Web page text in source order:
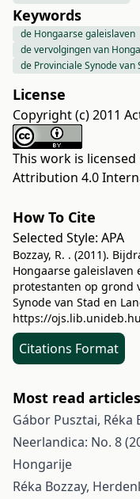
Keywords
de Hongaarse galeislaven
de vervolgingen van
de Provinciale Synode van
License
Copyright (c) 2011
This work is licensed
Attribution 4.0
How To Cite
Selected Style: APA
Bozzay, R. . (2011).
Hongaarse galeislaven
protestanten op grond
Synode van Stad en
https://
Citations Format
Most read
Gábor Pusztai, Réka
Neerlandica: No. 8
Hongarije
Réka Bozzay,